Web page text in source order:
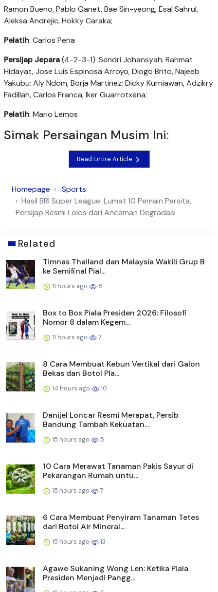
Ramon Bueno, Pablo Ganet, Bae Sin-yeong; Esal Sahrul,
Aleksa Andrejic, Hokky Caraka;
Pelatih: Carlos Pena
Persijap Jepara(4-2-3-1): Sendri Johansyah; Rahmat
Hidayat, Jose Luis Espinosa Arroyo, Diogo Brito, Najeeb
Yakubu; Aly Ndom, Borja Martinez; Dicky Kurniawan, Adzikry
Fadillah, Carlos Franca; Iker Guarrotxena;
Pelatih: Mario Lemos
Simak Persaingan Musim Ini:
Read Entire Article
Homepage
Sports
Hasil BRI Super League: Lumat 10 Pemain Persita,
Persijap Resmi Lolos dari Ancaman Degradasi
Related
Timnas Thailand dan Malaysia Wakili Grup B
ke Semifinal Pial...
11 hours ago 8
Box to Box Piala Presiden 2026: Filosofi
Nomor 8 dalam Kegem...
11 hours ago 7
8 Cara Membuat Kebun Vertikal dari Galon
Bekas dan Botol Pla...
14 hours ago 10
Danijel Loncar Resmi Merapat, Persib
Bandung Tambah Kekuatan...
15 hours ago 5
10 Cara Merawat Tanaman Pakis Sayur di
Pekarangan Rumah untu...
15 hours ago 7
6 Cara Membuat Penyiram Tanaman Tetes
dari Botol Air Mineral...
15 hours ago 13
Agawe Sukaning Wong Len: Ketika Piala
Presiden Menjadi Pangg...